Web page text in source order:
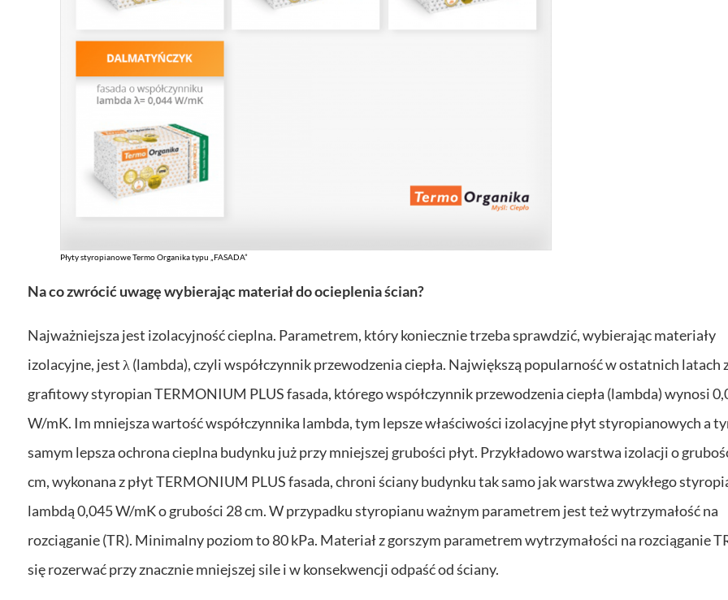
Płyty styropianowe Termo Organika typu „FASADA”
Na co zwrócić uwagę wybierając materiał do ocieplenia ścian?
Najważniejsza jest izolacyjność cieplna. Parametrem, który koniecznie trzeba sprawdzić, wybierając materiały
izolacyjne, jest λ (lambda), czyli współczynnik przewodzenia ciepła. Największą popularność w ostatnich latach
grafitowy styropian TERMONIUM PLUS fasada, którego współczynnik przewodzenia ciepła (lambda) wynosi
W/mK. Im mniejsza wartość współczynnika lambda, tym lepsze właściwości izolacyjne płyt styropianowych a
samym lepsza ochrona cieplna budynku już przy mniejszej grubości płyt. Przykładowo warstwa izolacji o
cm, wykonana z płyt TERMONIUM PLUS fasada, chroni ściany budynku tak samo jak warstwa zwykłego
lambdą 0,045 W/mK o grubości 28 cm. W przypadku styropianu ważnym parametrem jest też wytrzymałość na
rozciąganie (TR). Minimalny poziom to 80 kPa. Materiał z gorszym parametrem wytrzymałości na rozciąganie
się rozerwać przy znacznie mniejszej sile i w konsekwencji odpaść od ściany.